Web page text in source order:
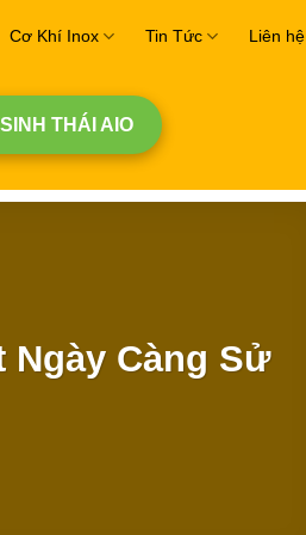
Cơ Khí Inox Tin Tức Liên hệ
THÁI AIO
Ngày Càng Sử